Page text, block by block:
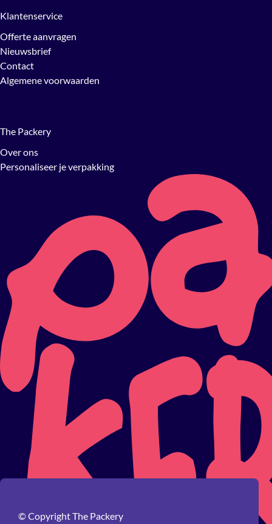
Klantenservice
Offerte aanvragen
Nieuwsbrief
Contact
Algemene voorwaarden
The Packery
Over ons
Personaliseer je verpakking
© Copyright The Packery